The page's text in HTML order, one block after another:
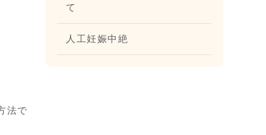
法で
て
人工妊娠中絶